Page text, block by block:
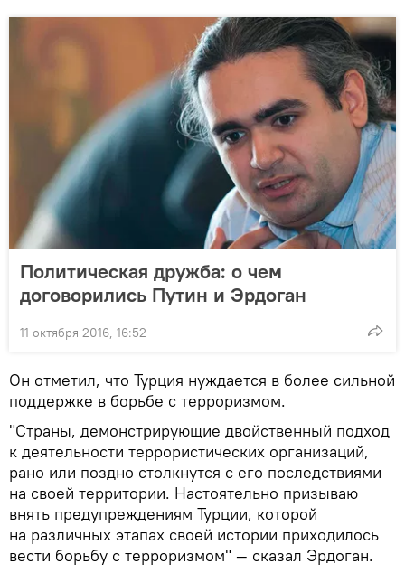
Политическая дружба: о чем
договорились Путин и Эрдоган
11 октября 2016, 16:52
Он отметил, что Турция нуждается в более сильной
поддержке в борьбе с терроризмом.
"Страны, демонстрирующие двойственный подход
к деятельности террористических организаций,
рано или поздно столкнутся с его последствиями
на своей территории. Настоятельно призываю
внять предупреждениям Турции, которой
на различных этапах своей истории приходилось
вести борьбу с терроризмом" — сказал Эрдоган.